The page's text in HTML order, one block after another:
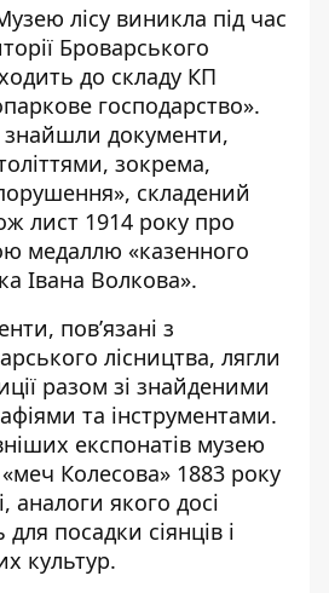
лісу виникла під час
Броварського
до складу КП
господарство».
знайшли документи,
зокрема,
складений
лист 1914 року про
медаллю «казенного
Івана Волкова».
пов’язані з
лісництва, лягли
разом зі знайденими
та інструментами.
експонатів музею
Колесова» 1883 року
аналоги якого досі
посадки сіянців і
культур.